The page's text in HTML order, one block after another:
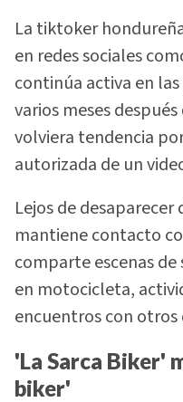
La tiktoker
en redes sociales
continúa activa en
varios meses
volviera tendencia
autorizada de un
Lejos de
mantiene contacto
comparte escenas
en motocicleta,
encuentros con otros
'La Sarca Biker'
biker'